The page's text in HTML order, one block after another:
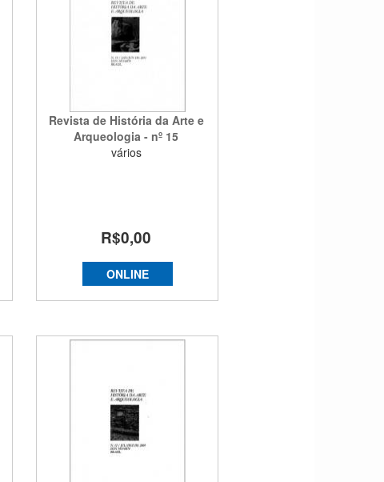
Revista de História da Arte e
Arqueologia - nº 15
vários
R$0,00
ONLINE